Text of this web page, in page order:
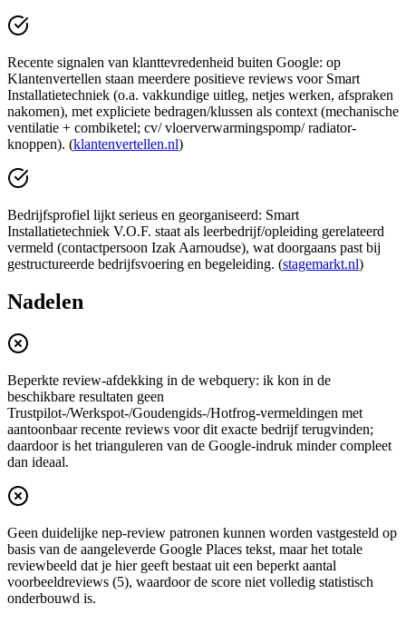
Recente signalen van klanttevredenheid buiten Google: op
Klantenvertellen staan meerdere positieve reviews voor Smart
Installatietechniek (o.a. vakkundige uitleg, netjes werken, afspraken
nakomen), met expliciete bedragen/klussen als context (mechanische
ventilatie + combiketel; cv/ vloerverwarmingspomp/ radiator-
knoppen). (klantenvertellen.nl)
Bedrijfsprofiel lijkt serieus en georganiseerd: Smart
Installatietechniek V.O.F. staat als leerbedrijf/opleiding gerelateerd
vermeld (contactpersoon Izak Aarnoudse), wat doorgaans past bij
gestructureerde bedrijfsvoering en begeleiding. (stagemarkt.nl)
Nadelen
Beperkte review-afdekking in de webquery: ik kon in de
beschikbare resultaten geen
Trustpilot-/Werkspot-/Goudengids-/Hotfrog-vermeldingen met
aantoonbaar recente reviews voor dit exacte bedrijf terugvinden;
daardoor is het trianguleren van de Google-indruk minder compleet
dan ideaal.
Geen duidelijke nep-review patronen kunnen worden vastgesteld op
basis van de aangeleverde Google Places tekst, maar het totale
reviewbeeld dat je hier geeft bestaat uit een beperkt aantal
voorbeeldreviews (5), waardoor de score niet volledig statistisch
onderbouwd is.